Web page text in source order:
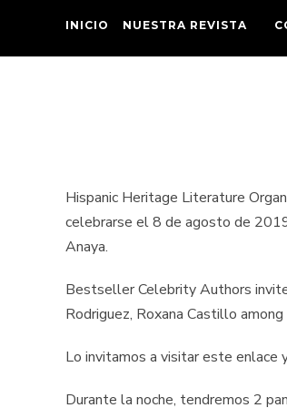
INICIO NUESTRA REVISTA
Hispanic Heritage Literature
celebrarse el 8 de agosto de
Anaya.
Bestseller Celebrity Authors
Rodriguez, Roxana Castillo
Lo invitamos a visitar este enlace
Durante la noche, tendremos 2